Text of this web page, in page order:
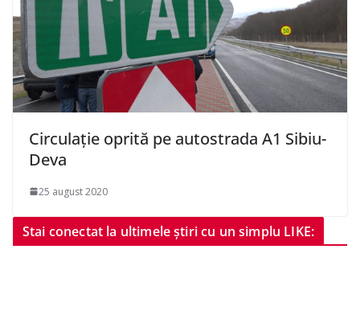
Circulație oprită pe autostrada A1 Sibiu-
Deva
25 august 2020
Stai conectat la ultimele știri cu un simplu LIKE: